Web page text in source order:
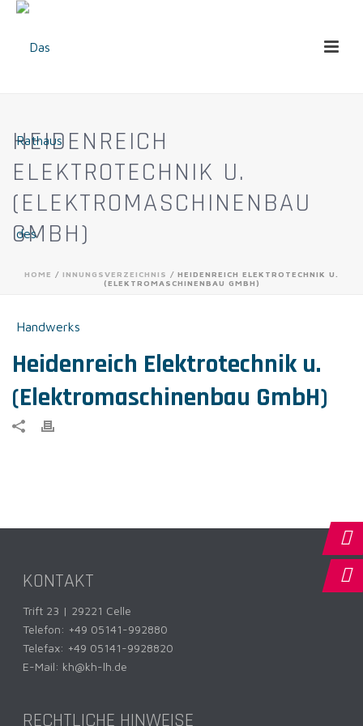
HEIDENREICH
ELEKTROTECHNIK U.
(ELEKTROMASCHINENBAU
GMBH)
HOME / INNUNGSVERZEICHNIS / HEIDENREICH ELEKTROTECHNIK U.
(ELEKTROMASCHINENBAU GMBH)
Heidenreich Elektrotechnik u.
(Elektromaschinenbau GmbH)
KONTAKT
Trift 23 | 29221 Celle
Telefon: +49 05141-992880
Telefax: +49 05141-9928820
E-Mail: kh@kh-lh.de
RECHTLICHE HINWEISE